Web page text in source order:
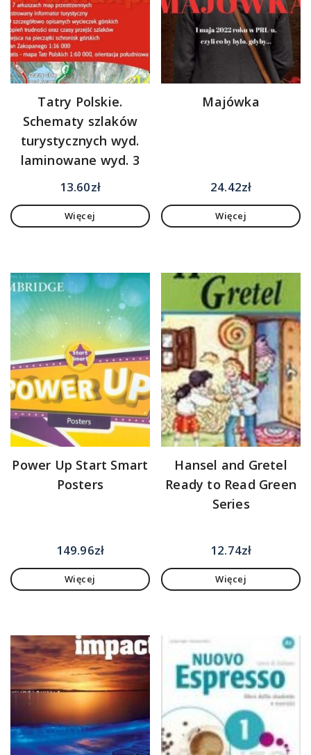
Tatry Polskie.
Schematy szlaków
turystycznych wyd.
laminowane wyd. 3
13.60zł
Więcej
Majówka
24.42zł
Więcej
Power Up Start Smart
Posters
149.96zł
Więcej
Hansel and Gretel
Ready to Read Green
Series
12.74zł
Więcej